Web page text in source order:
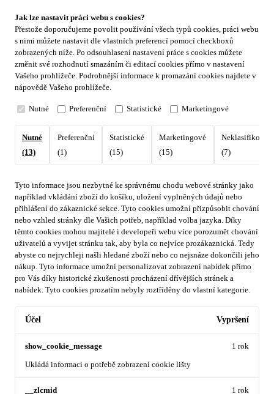
Jak lze nastavit práci webu s cookies?
Přestože doporučujeme povolit používání všech typů cookies, práci webu
s nimi můžete nastavit dle vlastních preferencí pomocí checkboxů
zobrazených níže. Po odsouhlasení nastavení práce s cookies můžete
změnit své rozhodnutí smazáním či editací cookies přímo v nastavení
Vašeho prohlížeče. Podrobnější informace k promazání cookies najdete v
nápovědě Vašeho prohlížeče.
Nutné Preferenční Statistické Marketingové
Nutné
(13)
Preferenční
(1)
Statistické
(15)
Marketingové
(15)
(7)
Tyto informace jsou nezbytné ke správnému chodu webové stránky jako
například vkládání zboží do košíku, uložení vyplněných údajů nebo
přihlášení do zákaznické sekce. Tyto cookies umožní přizpůsobit chování
nebo vzhled stránky dle Vašich potřeb, například volba jazyka. Díky
těmto cookies mohou majitelé i developeři webu více porozumět chování
uživatelů a vyvijet stránku tak, aby byla co nejvíce prozákaznická. Tedy
abyste co nejrychleji našli hledané zboží nebo co nejsnáze dokončili jeho
nákup. Tyto informace umožní personalizovat zobrazení nabídek přímo
pro Vás díky historické zkušenosti procházení dřívějších stránek a
nabídek. Tyto cookies prozatím nebyly roztříděny do vlastní kategorie.
Účel Vypršení
show_cookie_message
Ukládá informaci o potřebě zobrazení cookie lišty
1 rok
__zlcmid 1 rok